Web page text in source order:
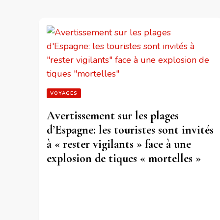
VOYAGES
Avertissement sur les plages
d’Espagne: les touristes sont invités
à « rester vigilants » face à une
explosion de tiques « mortelles »